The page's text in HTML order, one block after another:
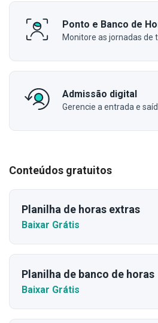
Ponto e Banco de
Monitore as jornadas de
Admissão digital
Gerencie a entrada e
Conteúdos gratuitos
Planilha de horas extras
Baixar Grátis
Planilha de banco de horas
Baixar Grátis